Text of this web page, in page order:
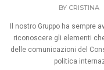
BY CRISTINA
Il nostro Gruppo ha sempre
riconoscere gli elementi
delle comunicazioni del
politica